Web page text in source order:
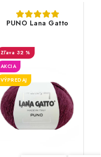
PUNO Lana Gatto
32 %
AKCIA
VÝPREDAJ